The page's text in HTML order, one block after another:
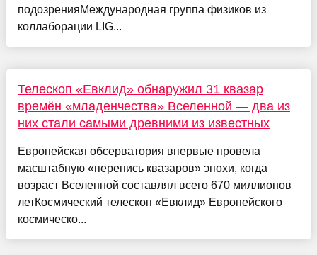
подозренияМеждународная группа физиков из
коллаборации LIG...
Телескоп «Евклид» обнаружил 31 квазар
времён «младенчества» Вселенной — два из
них стали самыми древними из известных
Европейская обсерватория впервые провела
масштабную «перепись квазаров» эпохи, когда
возраст Вселенной составлял всего 670 миллионов
летКосмический телескоп «Евклид» Европейского
космическо...